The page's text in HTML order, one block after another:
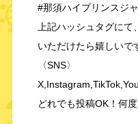
#那須ハイプリンスジ
上記ハッシュタグに
いただけたら嬉しいで
〈SNS〉
どれでも投稿OK！何